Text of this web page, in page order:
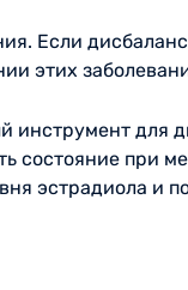
Если
этих
инструмент для
состояние при
эстрадиола и